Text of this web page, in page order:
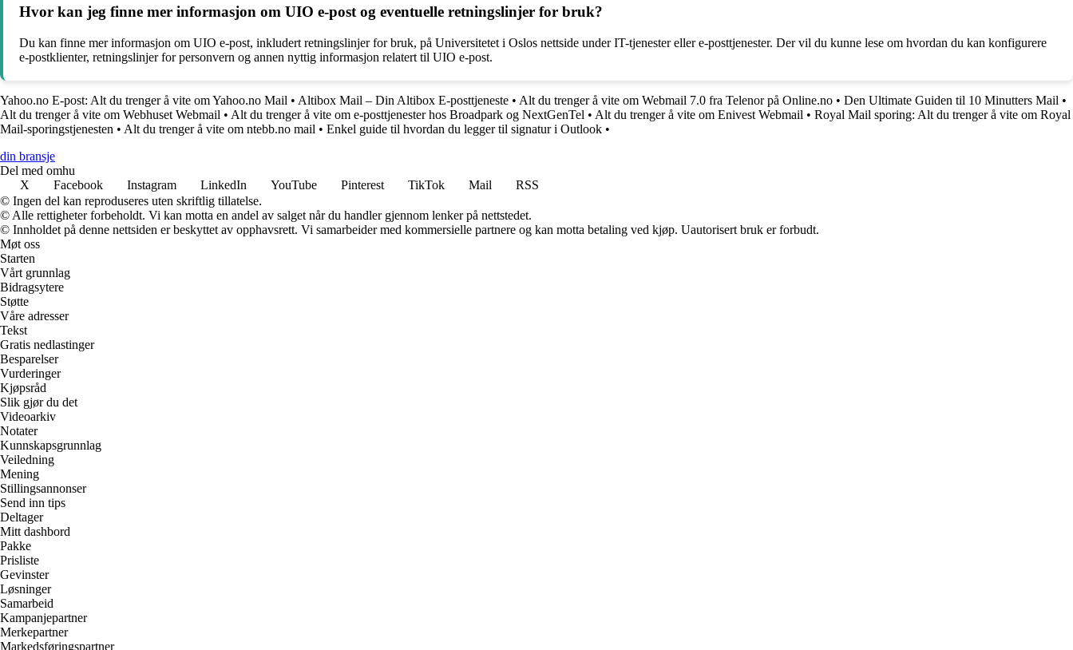
Hvor kan jeg finne mer informasjon om UIO e-post og eventuelle retningslinjer for bruk?
Du kan finne mer informasjon om UIO e-post, inkludert retningslinjer for bruk, på Universitetet i Oslos nettside under IT-tjenester eller e-posttjenester. Der vil du kunne lese om hvordan du kan konfigurere
e-postklienter, retningslinjer for personvern og annen nyttig informasjon relatert til UIO e-post.
Yahoo.no E-post: Alt du trenger å vite om Yahoo.no Mail • Altibox Mail – Din Altibox E-posttjeneste • Alt du trenger å vite om Webmail 7.0 fra Telenor på Online.no • Den Ultimate Guiden til 10 Minutters Mail •
Alt du trenger å vite om Webhuset Webmail • Alt du trenger å vite om e-posttjenester hos Broadpark og NextGenTel • Alt du trenger å vite om Enivest Webmail • Royal Mail sporing: Alt du trenger å vite om Royal
Mail-sporingstjenesten • Alt du trenger å vite om ntebb.no mail • Enkel guide til hvordan du legger til signatur i Outlook •
din bransje
Del med omhu
X
Facebook Instagram LinkedIn YouTube Pinterest TikTok Mail
RSS
© Ingen del kan reproduseres uten skriftlig tillatelse.
© Alle rettigheter forbeholdt. Vi kan motta en andel av salget når du handler gjennom lenker på nettstedet.
© Innholdet på denne nettsiden er beskyttet av opphavsrett. Vi samarbeider med kommersielle partnere og kan motta betaling ved kjøp. Uautorisert bruk er forbudt.
Møt oss
Starten
Vårt grunnlag
Bidragsytere
Støtte
Våre adresser
Tekst
Gratis nedlastinger
Besparelser
Vurderinger
Kjøpsråd
Slik gjør du det
Videoarkiv
Notater
Kunnskapsgrunnlag
Veiledning
Mening
Stillingsannonser
Send inn tips
Deltager
Mitt dashbord
Pakke
Prisliste
Gevinster
Løsninger
Samarbeid
Kampanjepartner
Merkepartner
Markedsføringspartner